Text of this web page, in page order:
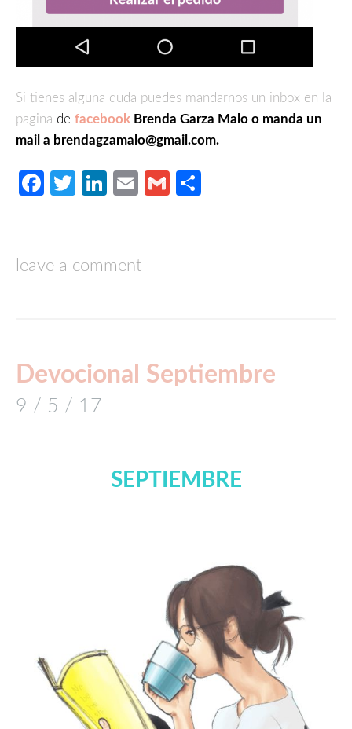
Si tienes alguna duda puedes mandarnos un inbox en la
pagina de facebook Brenda Garza Malo o manda un
mail a brendagzamalo@gmail.com.
Facebook
TwitterLinkedIn
EmailGmail
leave a comment
Devocional Septiembre
9 / 5 / 17
SEPTIEMBRE